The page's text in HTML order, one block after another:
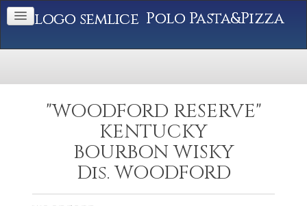
Polo Pasta&Pizza
"WOODFORD RESERVE"
KENTUCKY
BOURBON WISKY
Dis. WOODFORD